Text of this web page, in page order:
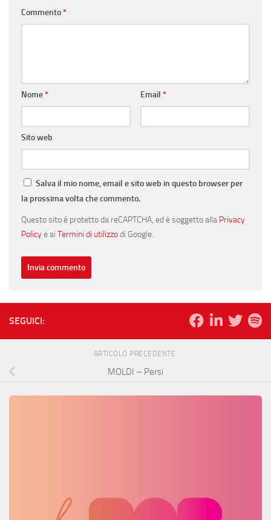
Commento*
Nome* Email *
Sito web
Salva il mio nome, email e sito web in questo browser per
la prossima volta che commento.
Questo sito è protetto da reCAPTCHA, ed è soggetto alla Privacy
Policye ai Termini di utilizzodi Google.
SEGUICI:
ARTICOLO PRECEDENTE
MOLDI – Persi